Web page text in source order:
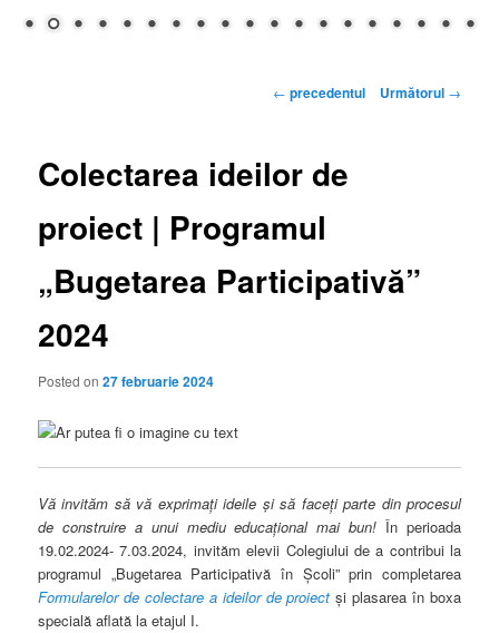
Navigare
← precedentul Următorul →
Colectarea ideilor de
proiect | Programul
„Bugetarea Participativă”
2024
Posted on27 februarie 2024
Vă invităm să vă exprimați ideile și să faceți parte din procesul
de construire a unui mediu educațional mai bun! În perioada
19.02.2024- 7.03.2024, invităm elevii Colegiului de a contribui la
programul „Bugetarea Participativă în Școli” prin completarea
Formularelor de colectare a ideilor de proiect și plasarea în boxa
specială aflată la etajul I.